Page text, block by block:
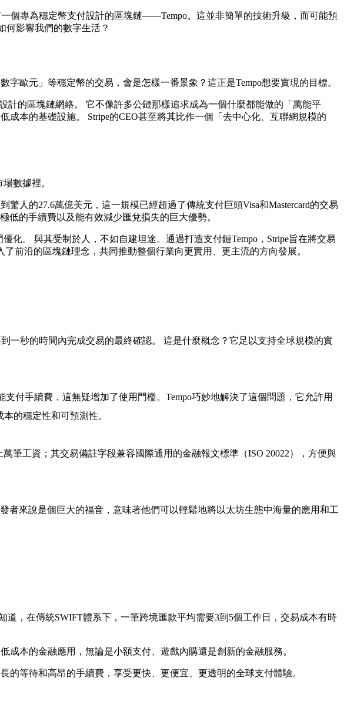
個專為穩定幣支付設計的區塊鏈——Tempo。這並非簡單的技術升級，而可能預
何影響我們的數字生活？
歐元」等穩定幣的交易，會是怎樣一番景象？這正是Tempo想要實現的目標。
計的區塊鏈網絡。 它不像許多公鏈那樣追求成為一個什麼都能做的「萬能平
本的基礎設施。 Stripe的CEO甚至將其比作一個「去中心化、互聯網規模的
數據裡。
人的27.6萬億美元，這一規模已經超過了傳統支付巨頭Visa和Mastercard的交易
低的手續費以及能有效減少匯兌損失的巨大優勢。
化。 與其受制於人，不如自建坦途。通過打造支付鏈Tempo，Stripe旨在將交易
前沿的區塊鏈理念，共同推動整個行業向更實用、更主流的方向發展。
一秒的時間內完成交易的最終確認。 這是什麼概念？它足以支持全球規模的實
付手續費，這無疑增加了使用門檻。Tempo巧妙地解決了這個問題，它允許用
的穩定性和可預測性。
筆工資；其交易備註字段兼容國際通用的金融報文標準（ISO 20022），方便與
者來說是個巨大的福音，意味著他們可以輕鬆地將以太坊生態中海量的應用和工
，在傳統SWIFT體系下，一筆跨境匯款平均需要3到5個工作日，交易成本有時
本的金融應用，無論是小額支付、遊戲內購還是創新的金融服務。
等待和高昂的手續費，享受更快、更便宜、更透明的全球支付體驗。